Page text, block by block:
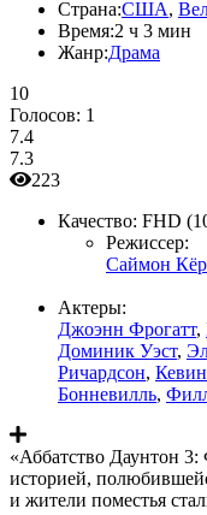
Страна:США,
Время:2 ч 3 мин
Жанр:Драма
10
Голосов: 1
7.4
7.3
223
Качество: FHD
Режиссер:
Саймон
Актеры:
Джоэнн Фрогатт,
Доминик Уэст,
Ричардсон,
Бонневилль,
«Аббатство Даунтон
историей,
и жители поместья